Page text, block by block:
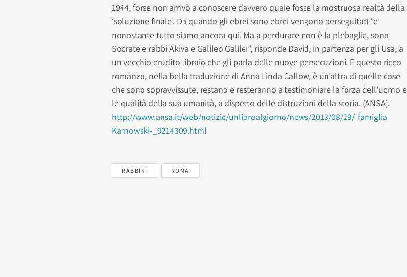
1944, forse non arrivò a conoscere davvero quale fosse la mostruosa realtà della
‘soluzione finale’. Da quando gli ebrei sono ebrei vengono perseguitati ”e
nonostante tutto siamo ancora qui. Ma a perdurare non è la plebaglia, sono
Socrate e rabbi Akiva e Galileo Galilei”, risponde David, in partenza per gli Usa, a
un vecchio erudito libraio che gli parla delle nuove persecuzioni. E questo ricco
romanzo, nella bella traduzione di Anna Linda Callow, è un’altra di quelle cose
che sono sopravvissute, restano e resteranno a testimoniare la forza dell’uomo e
le qualità della sua umanità, a dispetto delle distruzioni della storia. (ANSA).
http://www.ansa.it/web/notizie/unlibroalgiorno/news/2013/08/29/-famiglia-
Karnowski-_9214309.html
RABBINI ROMA